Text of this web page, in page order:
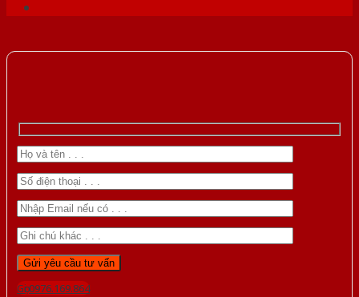
Gọi 0976.169.864